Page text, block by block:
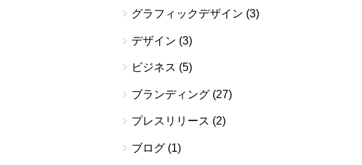
グラフィックデザイン (3)
デザイン (3)
ビジネス (5)
ブランディング(27)
プレスリリース (2)
ブログ(1)